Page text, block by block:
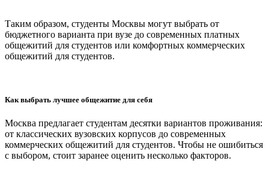
Таким образом, студенты Москвы могут выбрать от
бюджетного варианта при вузе до современных платных
общежитий для студентов или комфортных коммерческих
общежитий для студентов.
Как выбрать лучшее общежитие для себя
Москва предлагает студентам десятки вариантов проживания:
от классических вузовских корпусов до современных
коммерческих общежитий для студентов. Чтобы не ошибиться
с выбором, стоит заранее оценить несколько факторов.